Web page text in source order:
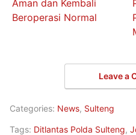
Aman dan Kembali
Beroperasi Normal
Leave a
Categories: News, Sulteng
Tags: Ditlantas Polda Sulteng,